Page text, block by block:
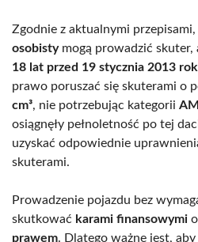
Zgodnie z aktualnymi
osobistymogą prowadzić skuter,
18 lat przed 19 stycznia 2013
prawo poruszać się skuterami o
cm³, nie potrzebując kategorii AM
osiągnęły pełnoletność po tej
uzyskać odpowiednie
skuterami.
Prowadzenie pojazdu bez
skutkować karami finansowymi
prawem. Dlatego ważne jest,